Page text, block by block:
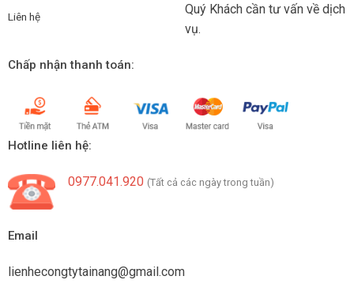
Liên hệ
Quý Khách cần tư vấn về dịch
vụ.
Chấp nhận thanh toán:
Hotline liên hệ:
0977.041.920 (Tất cả các ngày trong tuần)
Email
lienhecongtytainang@gmail.com